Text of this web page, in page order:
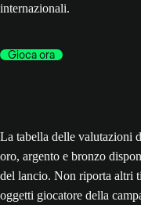
internazionali.
Gioca ora
La tabella delle valutazioni
oro, argento e bronzo
del lancio. Non riporta altri
oggetti giocatore della